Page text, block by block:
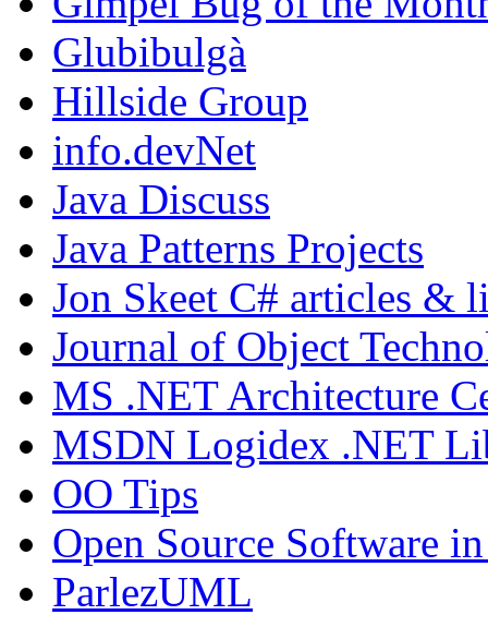
Glubibulgà
Hillside Group
info.devNet
Java Discuss
Java Patterns Projects
Jon Skeet C# articles &
Journal of Object
MS .NET Architecture
MSDN Logidex .NET
OO Tips
Open Source Software
ParlezUML